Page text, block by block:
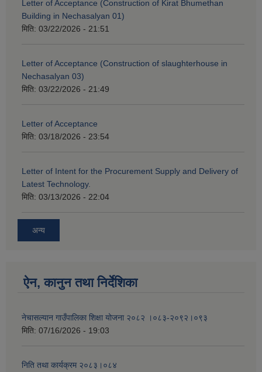
Letter of Acceptance (Construction of Kirat Bhumethan
Building in Nechasalyan 01)
मिति: 03/22/2026 - 21:51
Letter of Acceptance (Construction of slaughterhouse in
Nechasalyan 03)
मिति: 03/22/2026 - 21:49
Letter of Acceptance
मिति: 03/18/2026 - 23:54
Letter of Intent for the Procurement Supply and Delivery of
Latest Technology.
मिति: 03/13/2026 - 22:04
अन्य
ऐन, कानुन तथा निर्देशिका
नेचासल्यान गाउँपालिका शिक्षा योजना २०८२ ।०८३-२०९२।०९३
मिति: 07/16/2026 - 19:03
निति तथा कार्यक्रम २०८३।०८४